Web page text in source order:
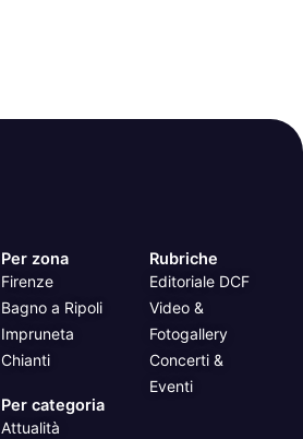
Per zona
Firenze
Bagno a Ripoli
Impruneta
Chianti
Per categoria
Attualità
Rubriche
Editoriale DCF
Video &
Fotogallery
Concerti &
Eventi